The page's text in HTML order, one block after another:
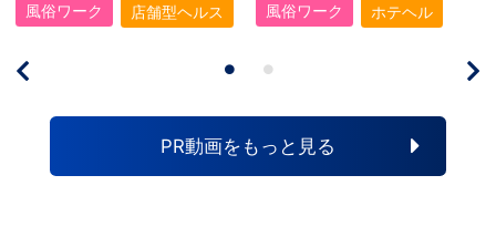
風俗ワーク
店舗型ヘルス
風俗ワーク
ホテヘル
PR動画をもっと見る